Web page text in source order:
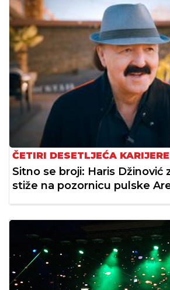
ČETIRI DESETLJEĆA KARIJERE
Sitno se broji: Haris Džinović
stiže na pozornicu pulske